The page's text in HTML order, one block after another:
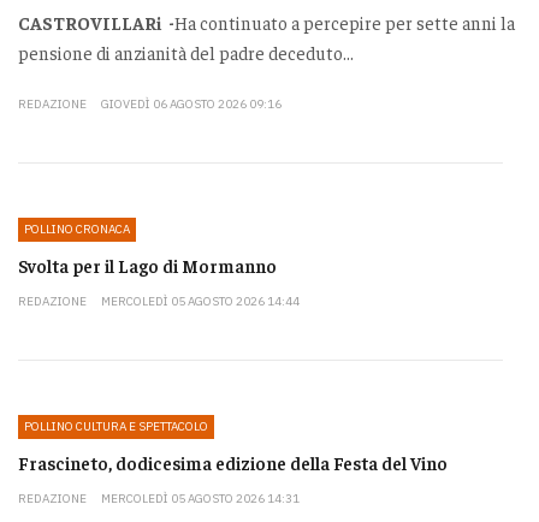
CASTROVILLARi -Ha continuato a percepire per sette anni la
pensione di anzianità del padre deceduto...
REDAZIONE GIOVEDÌ 06 AGOSTO 2026 09:16
POLLINO CRONACA
Svolta per il Lago di Mormanno
REDAZIONE MERCOLEDÌ 05 AGOSTO 2026 14:44
POLLINO CULTURA E SPETTACOLO
Frascineto, dodicesima edizione della Festa del Vino
REDAZIONE MERCOLEDÌ 05 AGOSTO 2026 14:31